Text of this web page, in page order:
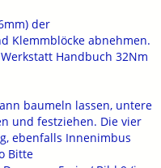
der
Klemmblöcke abnehmen.
Handbuch 32Nm
baumeln lassen, untere
und festziehen. Die vier
ebenfalls Innenimbus
Bitte